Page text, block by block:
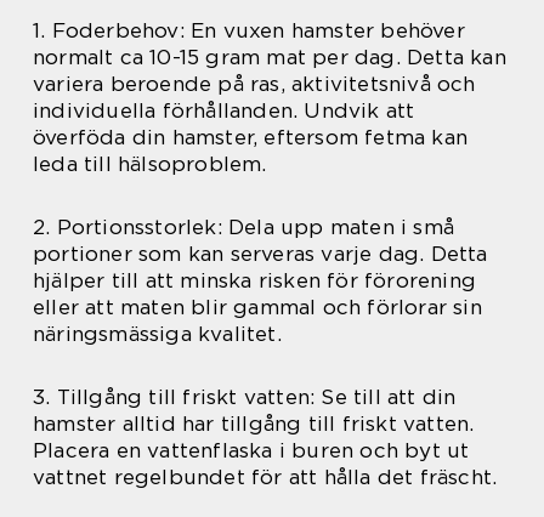
1. Foderbehov: En vuxen hamster behöver
normalt ca 10-15 gram mat per dag. Detta kan
variera beroende på ras, aktivitetsnivå och
individuella förhållanden. Undvik att
överföda din hamster, eftersom fetma kan
leda till hälsoproblem.
2. Portionsstorlek: Dela upp maten i små
portioner som kan serveras varje dag. Detta
hjälper till att minska risken för förorening
eller att maten blir gammal och förlorar sin
näringsmässiga kvalitet.
3. Tillgång till friskt vatten: Se till att din
hamster alltid har tillgång till friskt vatten.
Placera en vattenflaska i buren och byt ut
vattnet regelbundet för att hålla det fräscht.